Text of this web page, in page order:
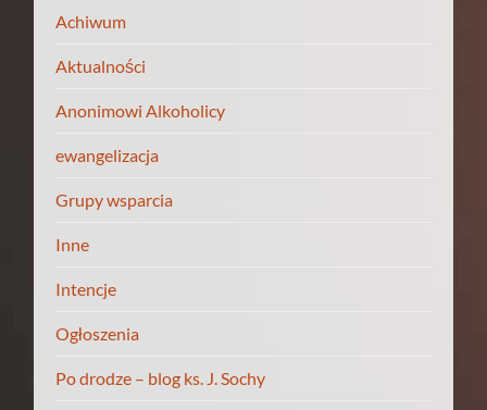
Achiwum
Aktualności
Anonimowi Alkoholicy
ewangelizacja
Grupy wsparcia
Inne
Intencje
Ogłoszenia
Po drodze – blog ks. J. Sochy